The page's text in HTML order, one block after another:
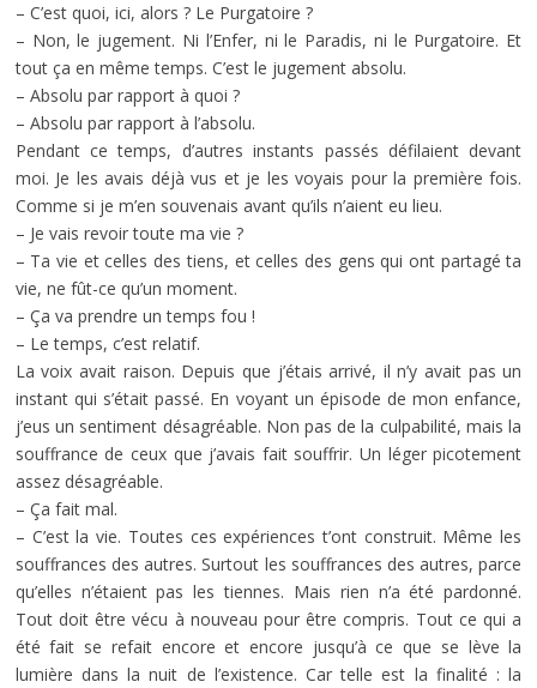
– C’est quoi, ici, alors ? Le Purgatoire ?
– Non, le jugement. Ni l’Enfer, ni le Paradis, ni le Purgatoire. Et
tout ça en même temps. C’est le jugement absolu.
– Absolu par rapport à quoi ?
– Absolu par rapport à l’absolu.
Pendant ce temps, d’autres instants passés défilaient devant
moi. Je les avais déjà vus et je les voyais pour la première fois.
Comme si je m’en souvenais avant qu’ils n’aient eu lieu.
– Je vais revoir toute ma vie ?
– Ta vie et celles des tiens, et celles des gens qui ont partagé ta
vie, ne fût-ce qu’un moment.
– Ça va prendre un temps fou !
– Le temps, c’est relatif.
La voix avait raison. Depuis que j’étais arrivé, il n’y avait pas un
instant qui s’était passé. En voyant un épisode de mon enfance,
j’eus un sentiment désagréable. Non pas de la culpabilité, mais la
souffrance de ceux que j’avais fait souffrir. Un léger picotement
assez désagréable.
– Ça fait mal.
– C’est la vie. Toutes ces expériences t’ont construit. Même les
souffrances des autres. Surtout les souffrances des autres, parce
qu’elles n’étaient pas les tiennes. Mais rien n’a été pardonné.
Tout doit être vécu à nouveau pour être compris. Tout ce qui a
été fait se refait encore et encore jusqu’à ce que se lève la
lumière dans la nuit de l’existence. Car telle est la finalité : la